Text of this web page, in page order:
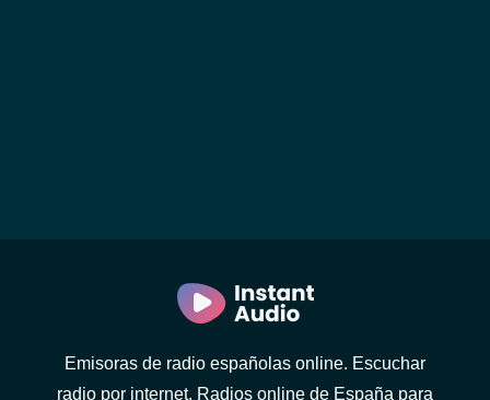
Emisoras de radio españolas online. Escuchar
radio por internet. Radios online de España para